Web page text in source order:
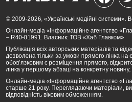
© 2009-2026, «Українські медійні системи».
Онлайн-медіа «Інформаційне агентство
– R40-01991. Власник: ТОВ «Хаб Главком»
Публікація всіх авторських матеріалів та
дозволена тільки за умови прямого лінка на
обов’язковим є розміщення прямого,
лінка у першому абзаці на конкретну новину,
Онлайн-медіа «Інформаційне агентство
старше 21 року. Переглядаючи матеріали,
відповідність віковим обмеженням.